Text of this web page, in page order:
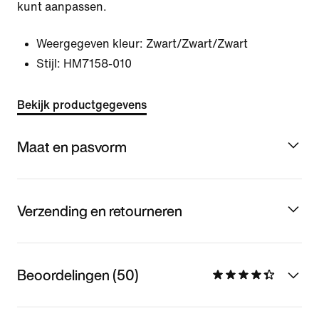
kunt aanpassen.
Weergegeven kleur: Zwart/Zwart/Zwart
Stijl: HM7158-010
Bekijk productgegevens
Maat en pasvorm
Verzending en retourneren
Beoordelingen (50)